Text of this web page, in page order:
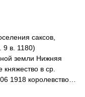
саксов,
9 в. 1180)
земли Нижняя
в ср.
1918 королевство…